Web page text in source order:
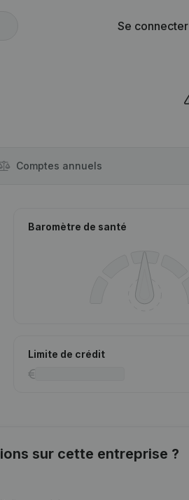
Se connecter
Comptes annuels
Baromètre de santé
Limite de crédit
sur cette entreprise ?